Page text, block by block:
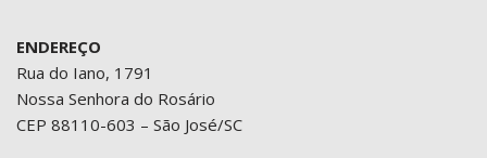
ENDEREÇO
Rua do Iano, 1791
Nossa Senhora do Rosário
CEP 88110-603 – São José/SC